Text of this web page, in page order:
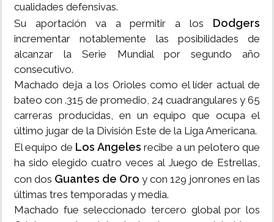
cualidades defensivas.
Su aportación va a permitir a los Dodgers
incrementar notablemente las posibilidades de
alcanzar la Serie Mundial por segundo año
consecutivo.
Machado deja a los Orioles como el líder actual de
bateo con .315 de promedio, 24 cuadrangulares y 65
carreras producidas, en un equipo que ocupa el
último jugar de la División Este de la Liga Americana.
El equipo de Los Angelesrecibe a un pelotero que
ha sido elegido cuatro veces al Juego de Estrellas,
con dos Guantes de Oro y con 129 jonrones en las
últimas tres temporadas y media.
Machado fue seleccionado tercero global por los